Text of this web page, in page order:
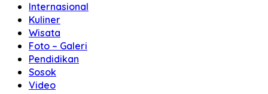
Internasional
Kuliner
Wisata
Foto – Galeri
Pendidikan
Sosok
Video